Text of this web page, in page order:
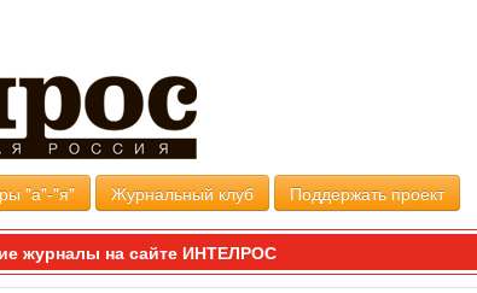
"а"-"я" Журнальный клуб Поддержать проект
журналы на сайте ИНТЕЛРОС